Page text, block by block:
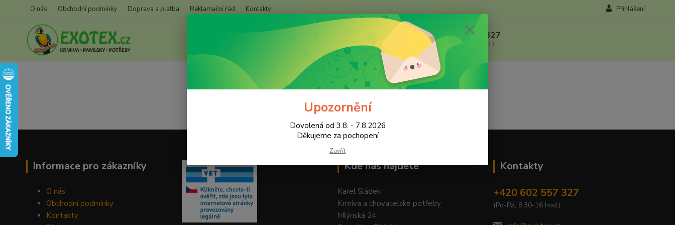
O nás Obchodní podmínky Doprava a platba Reklamační řád Kontakty Přihlášení
+420 602 557 327
(Po-Pá, 8:30-16 hod.)
Informace pro zákazníky
O nás
Obchodní podmínky
Kontakty
Kde nás najdete
Karel Sládek
Krmiva a chovatelské potřeby
Mlýnská 24
Kontakty
+420 602 557 327
(Po-Pá, 8:30-16 hod.)
Upozornění
Dovolená od 3.8. - 7.8.2026
Děkujeme za pochopení
Zavřít